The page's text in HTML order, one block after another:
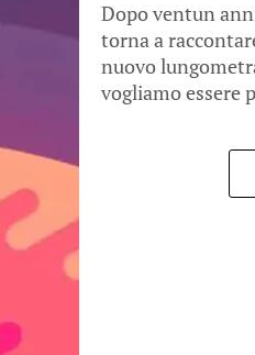
Dopo ventun
torna a
nuovo
vogliamo essere